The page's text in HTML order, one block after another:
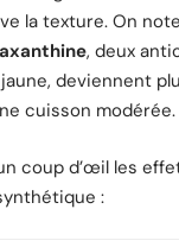
la texture. On
, deux
deviennent
cuisson modérée.
coup d’œil les
: